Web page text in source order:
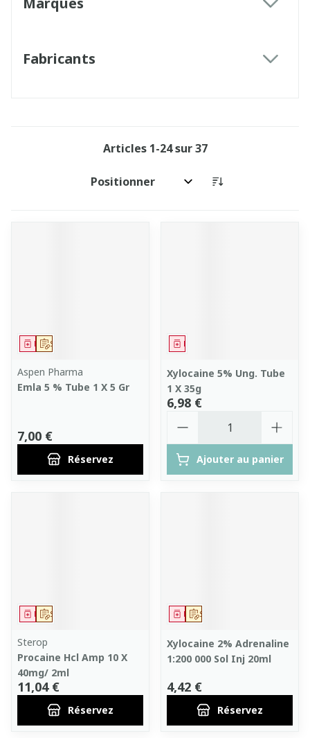
Fabricants
Articles 1-24sur37
Trier par:
Sur prescription
Médicament
Aspen Pharma
Emla 5 % Tube 1 X 5 Gr
7,00 €
Réservez
Médicament
Xylocaine 5% Ung. Tube
1 X 35g
6,98 €
Ajouter au panier
Sur prescription
Médicament
Sterop
Procaine Hcl Amp 10 X
40mg/ 2ml
11,04 €
Réservez
Sur prescription
Médicament
Xylocaine 2% Adrenaline
1:200 000 Sol Inj 20ml
4,42 €
Réservez